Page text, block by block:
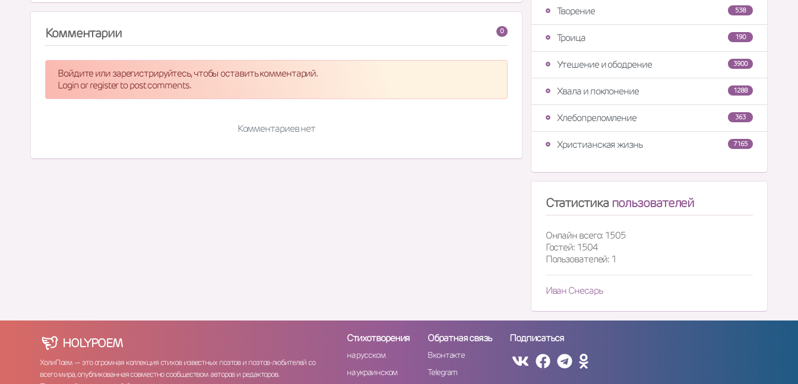
0
Комментарии
Войдите или зарегистрируйтесь, чтобы оставить комментарий.
Login or register to post comments.
Комментариев нет
538
Творение
190
Троица
3900
Утешение и ободрение
1288
Хвала и поклонение
363
Хлебопреломление
7165
Христианская жизнь
Статистика пользователей
Онлайн всего: 1505
Гостей: 1504
Пользователей: 1
Иван Снесарь
HOLYPOEM
ХолиПоем — это огромная коллекция стихов известных поэтов и поэтов-любителей со
всего мира, опубликованная совместно сообществом авторов и редакторов.
Стихотворения
на русском
на украинском
Обратная связь
Вконтакте
Telegram
Подписаться